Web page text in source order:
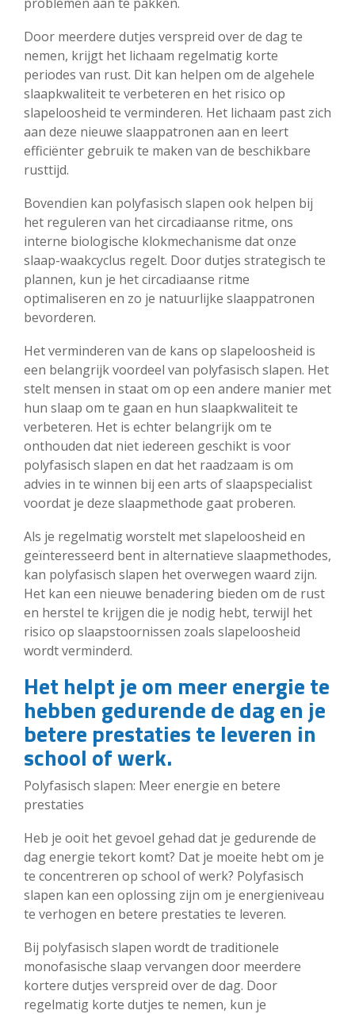
Door meerdere dutjes verspreid over de dag te
nemen, krijgt het lichaam regelmatig korte
periodes van rust. Dit kan helpen om de algehele
slaapkwaliteit te verbeteren en het risico op
slapeloosheid te verminderen. Het lichaam past zich
aan deze nieuwe slaappatronen aan en leert
efficiënter gebruik te maken van de beschikbare
rusttijd.
Bovendien kan polyfasisch slapen ook helpen bij
het reguleren van het circadiaanse ritme, ons
interne biologische klokmechanisme dat onze
slaap-waakcyclus regelt. Door dutjes strategisch te
plannen, kun je het circadiaanse ritme
optimaliseren en zo je natuurlijke slaappatronen
bevorderen.
Het verminderen van de kans op slapeloosheid is
een belangrijk voordeel van polyfasisch slapen. Het
stelt mensen in staat om op een andere manier met
hun slaap om te gaan en hun slaapkwaliteit te
verbeteren. Het is echter belangrijk om te
onthouden dat niet iedereen geschikt is voor
polyfasisch slapen en dat het raadzaam is om
advies in te winnen bij een arts of slaapspecialist
voordat je deze slaapmethode gaat proberen.
Als je regelmatig worstelt met slapeloosheid en
geïnteresseerd bent in alternatieve slaapmethodes,
kan polyfasisch slapen het overwegen waard zijn.
Het kan een nieuwe benadering bieden om de rust
en herstel te krijgen die je nodig hebt, terwijl het
risico op slaapstoornissen zoals slapeloosheid
wordt verminderd.
Het helpt je om meer energie te
hebben gedurende de dag en je
betere prestaties te leveren in
school of werk.
Polyfasisch slapen: Meer energie en betere
prestaties
Heb je ooit het gevoel gehad dat je gedurende de
dag energie tekort komt? Dat je moeite hebt om je
te concentreren op school of werk? Polyfasisch
slapen kan een oplossing zijn om je energieniveau
te verhogen en betere prestaties te leveren.
Bij polyfasisch slapen wordt de traditionele
monofasische slaap vervangen door meerdere
kortere dutjes verspreid over de dag. Door
regelmatig korte dutjes te nemen, kun je